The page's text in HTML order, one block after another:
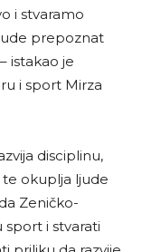
i stvaramo
prepoznat
istakao je
i sport Mirza
disciplinu,
okuplja ljude
Zeničko-
i stvarati